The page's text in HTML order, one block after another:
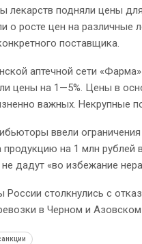
лекарств подняли цены
о росте цен на различные
поставщика.
аптечной сети
цены на 1—5%. Цены в
важных. Некрупные
ввели
на 1 млн рублей
дадут «во избежание
России столкнулись с
в Черном и